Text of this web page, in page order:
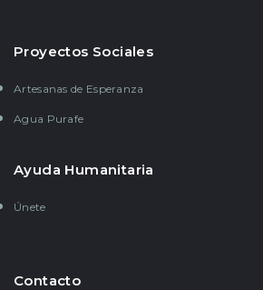
Proyectos Sociales
Artesanas de Esperanza
Agua Purafe
Ayuda Humanitaria
Únete
Contacto